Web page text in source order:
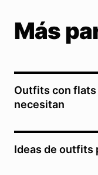
Más
Outfits con
necesitan
Ideas de outfits